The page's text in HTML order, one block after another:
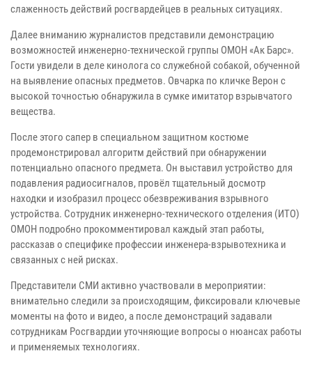
слаженность действий росгвардейцев в реальных ситуациях.
Далее вниманию журналистов представили демонстрацию
возможностей инженерно‑технической группы ОМОН «Ак Барс».
Гости увидели в деле кинолога со служебной собакой, обученной
на выявление опасных предметов. Овчарка по кличке Верон с
высокой точностью обнаружила в сумке имитатор взрывчатого
вещества.
После этого сапер в специальном защитном костюме
продемонстрировал алгоритм действий при обнаружении
потенциально опасного предмета. Он выставил устройство для
подавления радиосигналов, провёл тщательный досмотр
находки и изобразил процесс обезвреживания взрывного
устройства. Сотрудник инженерно‑технического отделения (ИТО)
ОМОН подробно прокомментировал каждый этап работы,
рассказав о специфике профессии инженера‑взрывотехника и
связанных с ней рисках.
Представители СМИ активно участвовали в мероприятии:
внимательно следили за происходящим, фиксировали ключевые
моменты на фото и видео, а после демонстраций задавали
сотрудникам Росгвардии уточняющие вопросы о нюансах работы
и применяемых технологиях.